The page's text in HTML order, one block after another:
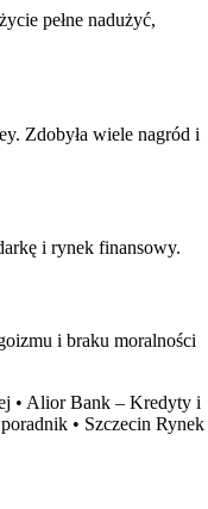
pełne nadużyć,
Zdobyła wiele nagród i
i rynek finansowy.
i braku moralności
• Alior Bank – Kredyty i
• Szczecin Rynek